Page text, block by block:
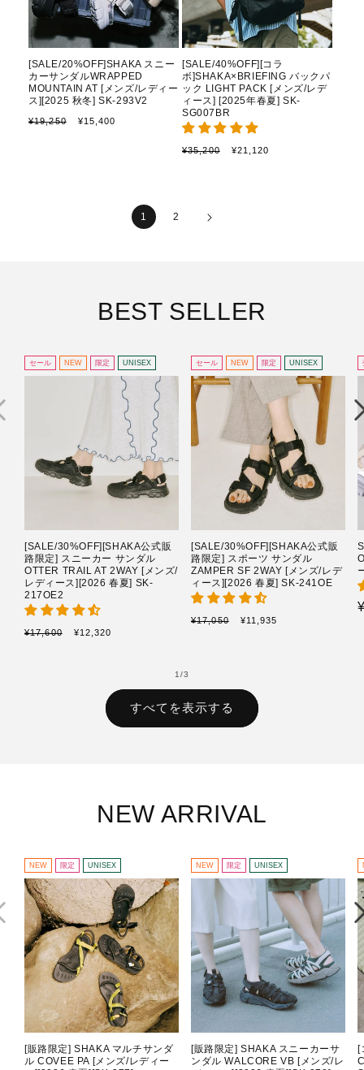
[SALE/20%OFF]SHAKA スニー
カーサンダルWRAPPED
MOUNTAIN AT [メンズ/レディー
ス][2025 秋冬] SK-293V2
通
¥19,250
セ
¥15,400
[SALE/40%OFF][コラ
ボ]SHAKA×BRIEFING バックパ
ック LIGHT PACK [メンズ/レデ
ィース] [2025年春夏] SK-
SG007BR
通
¥35,200
セ
¥21,120
1 2
BEST SELLER
セール NEW 限定 UNISEX
[SALE/30%OFF][SHAKA公式販
路限定] スニーカー サンダル
OTTER TRAIL AT 2WAY [メンズ/
レディース][2026 春夏] SK-
217OE2
通
¥17,600
セ
¥12,320
セール NEW 限定 UNISEX
[SALE/30%OFF][SHAKA公式販
路限定] スポーツ サンダル
ZAMPER SF 2WAY [メンズ/レデ
ィース][2026 春夏] SK-241OE
通
¥17,050
セ
¥11,935
1/の
3
すべてを表示する
NEW ARRIVAL
NEW 限定 UNISEX
[販路限定] SHAKA マルチサンダ
ル COVEE PA [メンズ/レディー
NEW 限定 UNISEX
[販路限定] SHAKA スニーカーサ
ンダル WALCORE VB [メンズ/レ
[